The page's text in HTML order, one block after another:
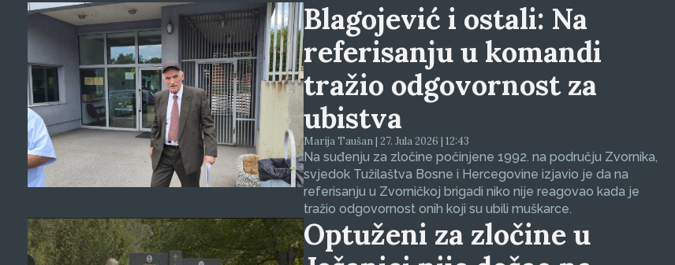
Blagojević i ostali: Na
referisanju u komandi
tražio odgovornost za
ubistva
Marija Taušan | 27. Jula 2026 | 12:43
Na suđenju za zločine počinjene 1992. na području Zvornika,
svjedok Tužilaštva Bosne i Hercegovine izjavio je da na
referisanju u Zvorničkoj brigadi niko nije reagovao kada je
tražio odgovornost onih koji su ubili muškarce.
Optuženi za zločine u